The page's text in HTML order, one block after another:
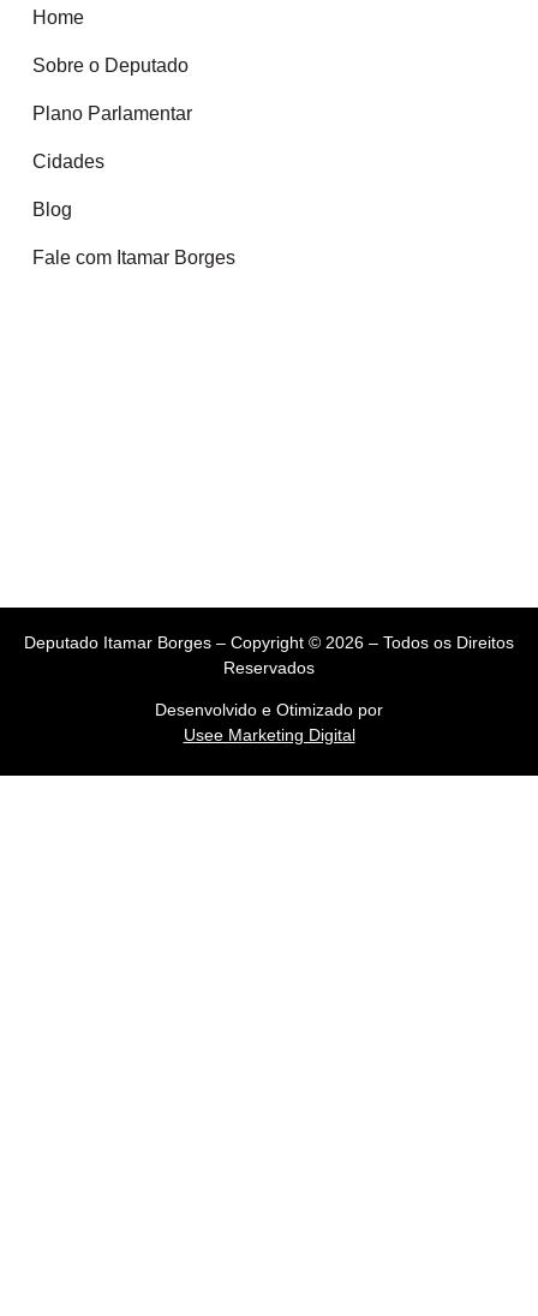
Home
Sobre o Deputado
Plano Parlamentar
Cidades
Blog
Fale com Itamar Borges
Deputado Itamar Borges – Copyright © 2026 – Todos os Direitos
Reservados
Desenvolvido e Otimizado por
Usee Marketing Digital